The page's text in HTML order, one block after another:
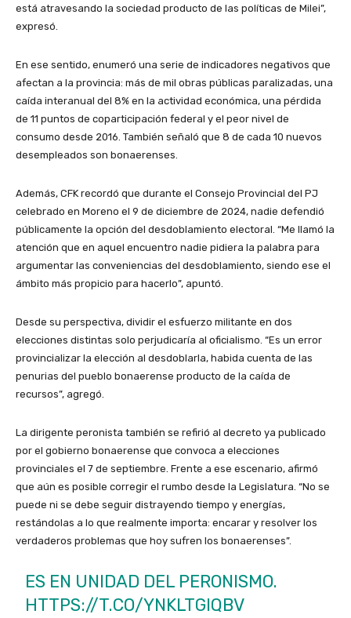
está atravesando la sociedad producto de las políticas de Milei”,
expresó.
En ese sentido, enumeró una serie de indicadores negativos que
afectan a la provincia: más de mil obras públicas paralizadas, una
caída interanual del 8% en la actividad económica, una pérdida
de 11 puntos de coparticipación federal y el peor nivel de
consumo desde 2016. También señaló que 8 de cada 10 nuevos
desempleados son bonaerenses.
Además, CFK recordó que durante el Consejo Provincial del PJ
celebrado en Moreno el 9 de diciembre de 2024, nadie defendió
públicamente la opción del desdoblamiento electoral. “Me llamó la
atención que en aquel encuentro nadie pidiera la palabra para
argumentar las conveniencias del desdoblamiento, siendo ese el
ámbito más propicio para hacerlo”, apuntó.
Desde su perspectiva, dividir el esfuerzo militante en dos
elecciones distintas solo perjudicaría al oficialismo. “Es un error
provincializar la elección al desdoblarla, habida cuenta de las
penurias del pueblo bonaerense producto de la caída de
recursos”, agregó.
La dirigente peronista también se refirió al decreto ya publicado
por el gobierno bonaerense que convoca a elecciones
provinciales el 7 de septiembre. Frente a ese escenario, afirmó
que aún es posible corregir el rumbo desde la Legislatura. “No se
puede ni se debe seguir distrayendo tiempo y energías,
restándolas a lo que realmente importa: encarar y resolver los
verdaderos problemas que hoy sufren los bonaerenses”.
ES EN UNIDAD DEL PERONISMO.
HTTPS://T.CO/YNKLTGIQBV